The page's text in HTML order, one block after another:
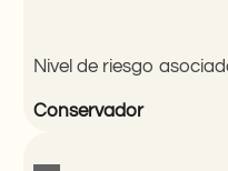
Nivel de riesgo
Conservador